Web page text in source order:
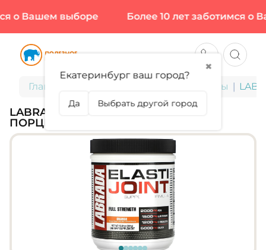
о Вашем выборе Более 10 лет заботимся о
Главная БАДы для здоровья и красоты
LABRADA, ELASTI JOINT, 384 Г (30
ПОРЦИЙ)
✖
Екатеринбург ваш город?
Да Выбрать другой город